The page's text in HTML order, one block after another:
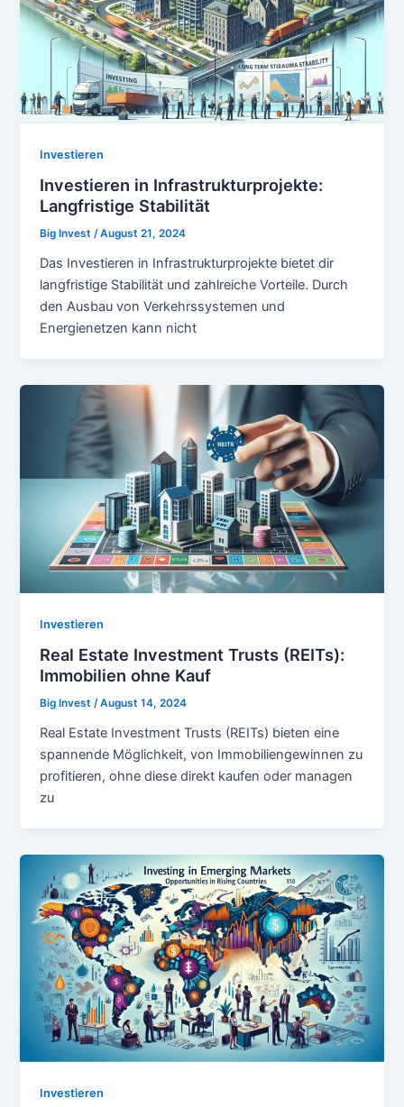
Investieren
Investieren in Infrastrukturprojekte:
Langfristige Stabilität
Big Invest/August 21, 2024
Das Investieren in Infrastrukturprojekte bietet dir
langfristige Stabilität und zahlreiche Vorteile. Durch
den Ausbau von Verkehrssystemen und
Energienetzen kann nicht
Investieren
Real Estate Investment Trusts (REITs):
Immobilien ohne Kauf
Big Invest/August 14, 2024
Real Estate Investment Trusts (REITs) bieten eine
spannende Möglichkeit, von Immobiliengewinnen zu
profitieren, ohne diese direkt kaufen oder managen
zu
Investieren